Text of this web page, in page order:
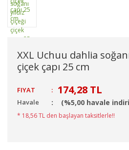
XXL Uchuu dahlia
çiçek çapı 25 cm
FIYAT : 174,28 TL
Havale (%5,00 havale
* 18,56 TL den başlayan taksitlerle!!